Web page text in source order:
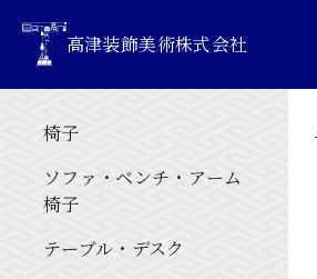
高津装飾美術株式会社
椅子
ソファ・ベンチ・アーム
椅子
テーブル・デスク